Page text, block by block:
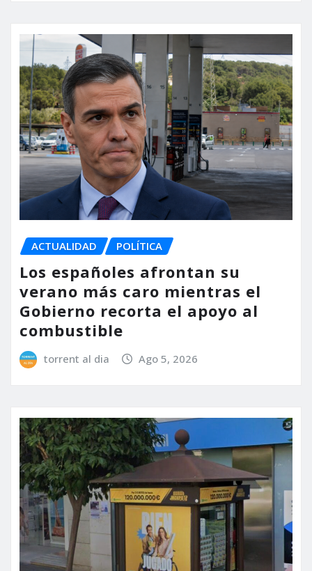
ACTUALIDAD POLÍTICA
Los españoles afrontan su
verano más caro mientras el
Gobierno recorta el apoyo al
combustible
torrent al dia Ago 5, 2026